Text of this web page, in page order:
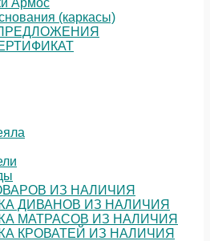
Армос
(каркасы)
ИЗ НАЛИЧИЯ
ДИВАНОВ ИЗ НАЛИЧИЯ
МАТРАСОВ ИЗ НАЛИЧИЯ
КРОВАТЕЙ ИЗ НАЛИЧИЯ